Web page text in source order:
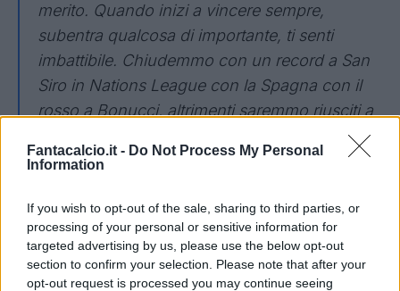
Fantacalcio.it - Do Not Process My Personal
Information
If you wish to opt-out of the sale, sharing to third parties, or
processing of your personal or sensitive information for
targeted advertising by us, please use the below opt-out
section to confirm your selection. Please note that after your
opt-out request is processed you may continue seeing
merito. Quando inizi a vincere sempre,
subentra qualcosa di importante, ti senti
imbattibile. Chiudemmo con un record a San
Siro in Nations League con la Spagna con il
rosso a Bonucci, altrimenti saremmo riusciti a
pensato: con tutta la sfortuna che ho avuto da
giocatore, voglio Europeo e Mondiale con
l'Italia. L'addio? C'erano incomprensioni in un
momento in cui non c'erano neanche brutti